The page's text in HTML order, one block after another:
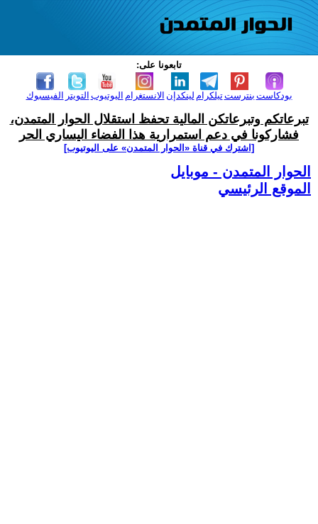
تابعونا على:
الفيسبوك التويتر اليوتيوب الانستغرام لينكدإن تيلكرامبنترست بودكاست
تبرعاتكم وتبرعاتكن المالية تحفظ استقلال الحوار المتمدن،
فشاركونا في دعم استمرارية هذا الفضاء اليساري الحر
[اشترك في قناة ‫«الحوار المتمدن» على اليوتيوب]
الحوار المتمدن - موبايل
الموقع الرئيسي